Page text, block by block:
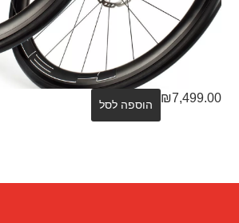
₪7,499.00 הוספה לסל